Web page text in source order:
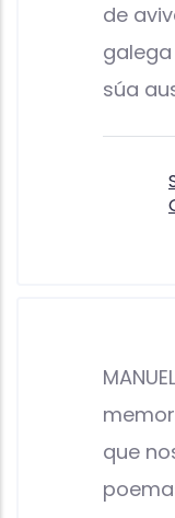
de
súa
que